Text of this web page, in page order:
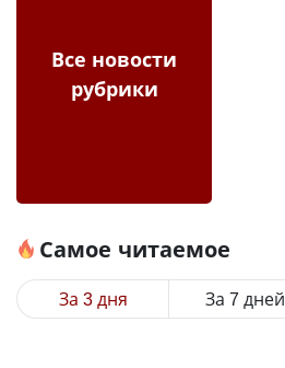
Все новости
рубрики
Самое читаемое
За 3 дня За 7 дней